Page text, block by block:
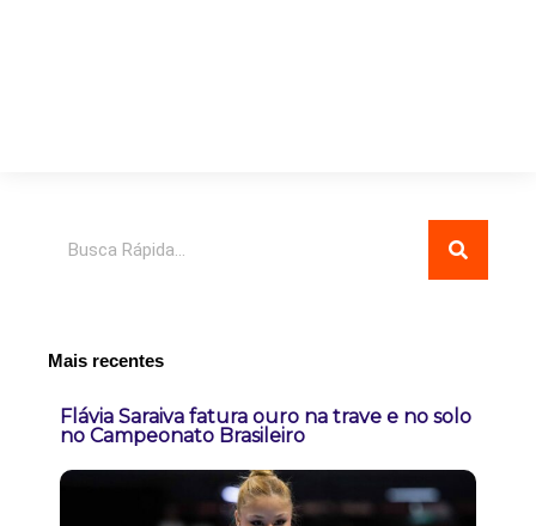
Mais recentes
Flávia Saraiva fatura ouro na trave e no solo
no Campeonato Brasileiro